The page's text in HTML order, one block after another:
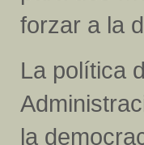
forzar a la
La política
la